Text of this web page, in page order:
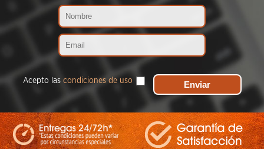
Acepto las condiciones de uso